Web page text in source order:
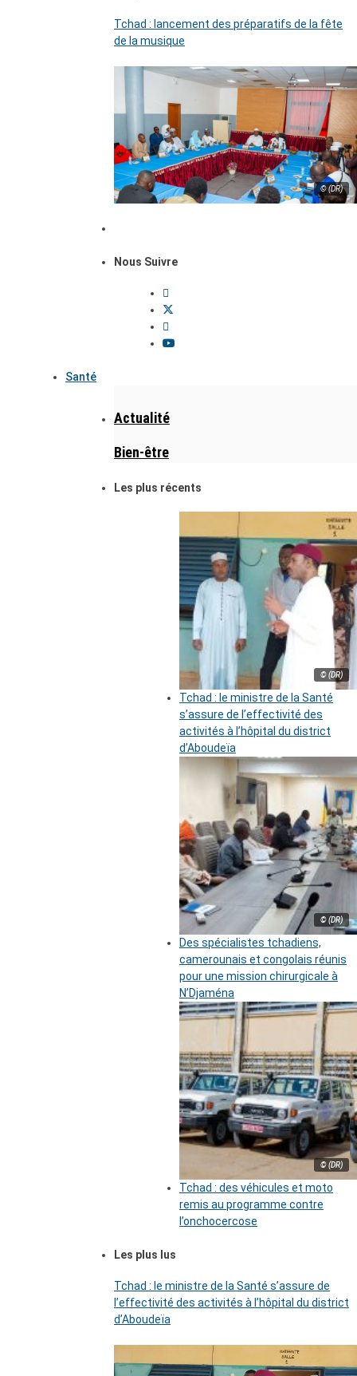
Tchad : lancement des préparatifs de la fête
de la musique
© (DR)
Nous Suivre
Santé
Actualité
Bien-être
Les plus récents
© (DR)
Tchad : le ministre de la Santé
s’assure de l’effectivité des
activités à l’hôpital du district
d’Aboudeïa
© (DR)
Des spécialistes tchadiens,
camerounais et congolais réunis
pour une mission chirurgicale à
N’Djaména
© (DR)
Tchad : des véhicules et moto
remis au programme contre
l’onchocercose
Les plus lus
Tchad : le ministre de la Santé s’assure de
l’effectivité des activités à l’hôpital du district
d’Aboudeïa